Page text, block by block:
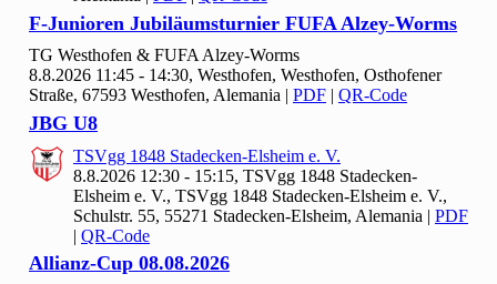
F-Junioren Jubiläumsturnier FUFA Alzey-Worms
TG Westhofen & FUFA Alzey-Worms
8.8.2026 11:45 - 14:30, Westhofen, Westhofen, Osthofener
Straße, 67593 Westhofen, Alemania
PDF QR-Code
JBG U8
TSVgg 1848 Stadecken-Elsheim e. V.
8.8.2026 12:30 - 15:15, TSVgg 1848 Stadecken-
Elsheim e. V., TSVgg 1848 Stadecken-Elsheim e. V.,
Schulstr. 55, 55271 Stadecken-Elsheim, Alemania | PDF
| QR-Code
Allianz-Cup 08.08.2026